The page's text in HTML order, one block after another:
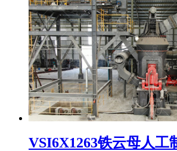
VSI6X1263铁云母人工